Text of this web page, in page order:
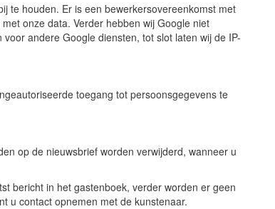
te houden. Er is een bewerkersovereenkomst met
onze data. Verder hebben wij Google niet
andere Google diensten, tot slot laten wij de IP-
toegang tot persoonsgegevens te
op de nieuwsbrief worden verwijderd, wanneer u
bericht in het gastenboek, verder worden er geen
u contact opnemen met de kunstenaar.